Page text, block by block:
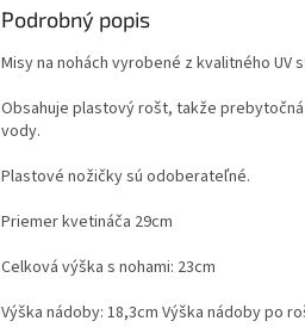
Podrobný popis
Misy na nohách vyrobené z kvalitného UV
Obsahuje plastový rošt, takže
vody.
Plastové nožičky sú odoberateľné.
Priemer kvetináča 29cm
Celková výška s nohami: 23cm
Výška nádoby: 18,3cm Výška nádoby po